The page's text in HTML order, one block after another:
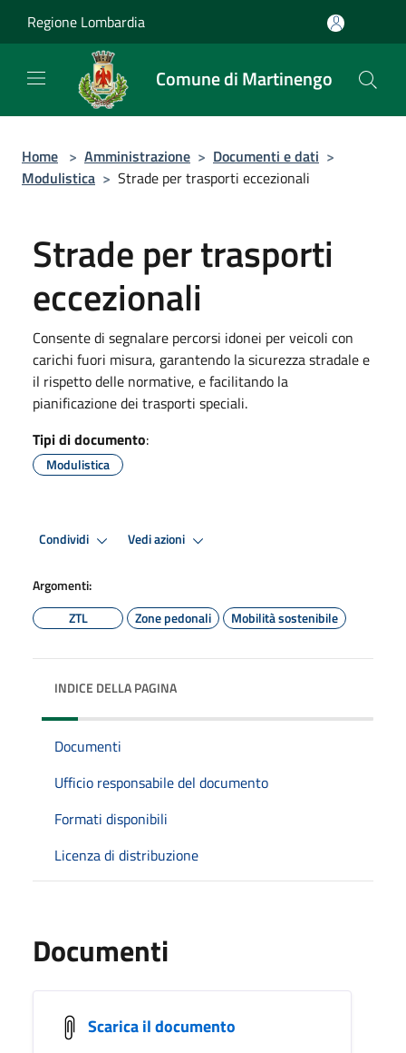
Regione Lombardia
Comune di Martinengo
Home > Amministrazione > Documenti e dati >
Modulistica > Strade per trasporti eccezionali
Strade per trasporti
eccezionali
Consente di segnalare percorsi idonei per veicoli con
carichi fuori misura, garantendo la sicurezza stradale e
il rispetto delle normative, e facilitando la
pianificazione dei trasporti speciali.
Tipi di documento:
Modulistica
Condividi Vedi azioni
Argomenti:
ZTL
Zone pedonali Mobilità sostenibile
INDICE DELLA PAGINA
Documenti
Ufficio responsabile del documento
Formati disponibili
Licenza di distribuzione
Documenti
Scarica il documento